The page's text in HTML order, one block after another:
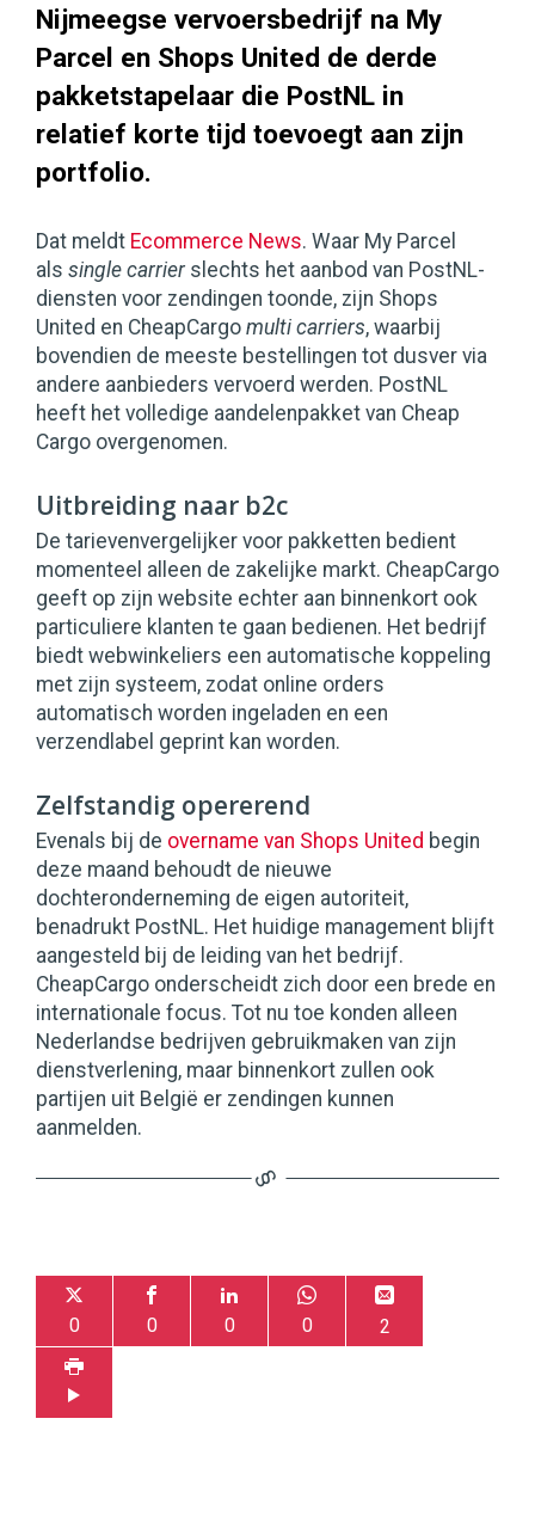
Nijmeegse vervoersbedrijf na My
Parcel en Shops United de derde
pakketstapelaar die PostNL in
relatief korte tijd toevoegt aan zijn
portfolio.
Dat meldt Ecommerce News. Waar My Parcel
als single carrier slechts het aanbod van PostNL-
diensten voor zendingen toonde, zijn Shops
United en CheapCargo multi carriers, waarbij
bovendien de meeste bestellingen tot dusver via
andere aanbieders vervoerd werden. PostNL
heeft het volledige aandelenpakket van Cheap
Cargo overgenomen.
Uitbreiding naar b2c
De tarievenvergelijker voor pakketten bedient
momenteel alleen de zakelijke markt. CheapCargo
geeft op zijn website echter aan binnenkort ook
particuliere klanten te gaan bedienen. Het bedrijf
biedt webwinkeliers een automatische koppeling
met zijn systeem, zodat online orders
automatisch worden ingeladen en een
verzendlabel geprint kan worden.
Zelfstandig opererend
Evenals bij de overname van Shops United begin
deze maand behoudt de nieuwe
dochteronderneming de eigen autoriteit,
benadrukt PostNL. Het huidige management blijft
aangesteld bij de leiding van het bedrijf.
CheapCargo onderscheidt zich door een brede en
internationale focus. Tot nu toe konden alleen
Nederlandse bedrijven gebruikmaken van zijn
dienstverlening, maar binnenkort zullen ook
partijen uit België er zendingen kunnen
aanmelden.
0 0 0 0 2